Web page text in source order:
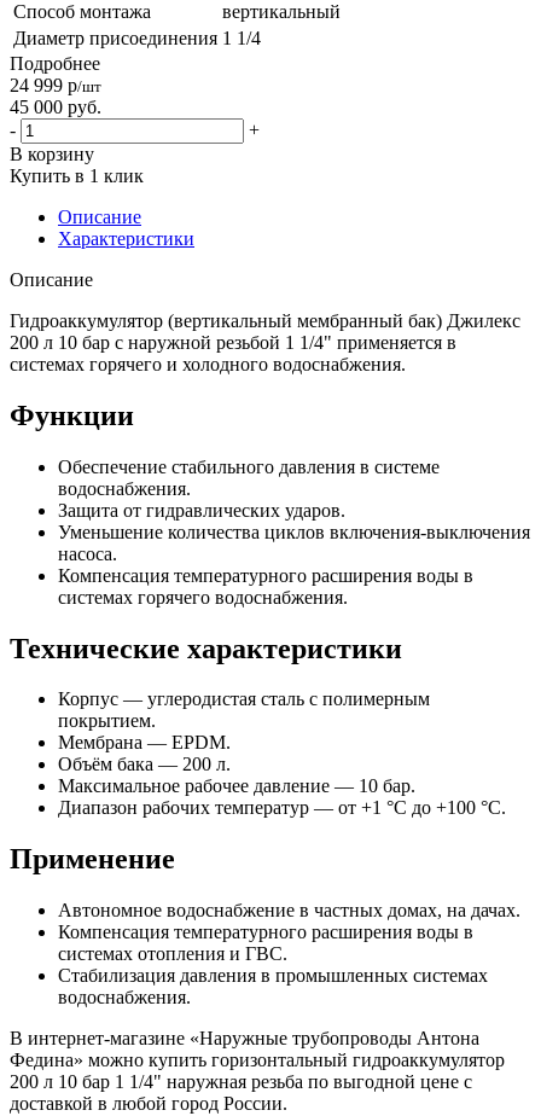
Способ монтажа
вертикальный
Диаметр присоединения 1 1/4
Подробнее
24 999 р/шт
45 000 руб.
-
+
В корзину
Купить в 1 клик
Описание
Характеристики
Описание
Гидроаккумулятор (вертикальный мембранный бак) Джилекс
200 л 10 бар с наружной резьбой 1 1/4" применяется в
системах горячего и холодного водоснабжения.
Функции
Обеспечение стабильного давления в системе
водоснабжения.
Защита от гидравлических ударов.
Уменьшение количества циклов включения-выключения
насоса.
Компенсация температурного расширения воды в
системах горячего водоснабжения.
Технические характеристики
Корпус — углеродистая сталь с полимерным
покрытием.
Мембрана — EPDM.
Объём бака — 200 л.
Максимальное рабочее давление — 10 бар.
Диапазон рабочих температур — от +1 °C до +100 °C.
Применение
Автономное водоснабжение в частных домах, на дачах.
Компенсация температурного расширения воды в
системах отопления и ГВС.
Стабилизация давления в промышленных системах
водоснабжения.
В интернет-магазине «Наружные трубопроводы Антона
Федина» можно купить горизонтальный гидроаккумулятор
200 л 10 бар 1 1/4" наружная резьба по выгодной цене с
доставкой в любой город России.